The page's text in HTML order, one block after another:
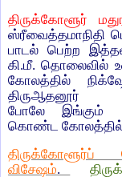
திருக்கோளூர்
ஸ்ரீவைத்தமாநிதி
பாடல் பெற்ற
கி.மீ. தொலைவில்
கோலத்தில்
போலே இங்கும்
கொண்ட கோலத்தில்
விசேஷம்.